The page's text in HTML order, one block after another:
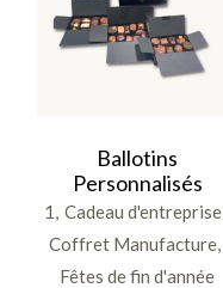
Ce
produit
a
plusieurs
peuvent
être
choisies
sur
la
page
du
produit
Ballotins
Personnalisés
1 Cadeau d'entreprise
Coffret Manufacture
Fêtes de fin d'année